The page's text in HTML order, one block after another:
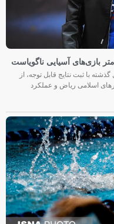
با ثبت نتایج قابل توجه، از
اسلامی ریاض و عملکرد